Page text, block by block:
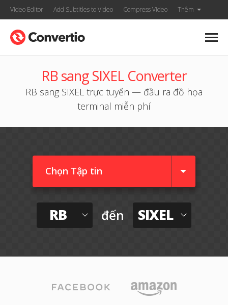
Video Editor Add Subtitles to Video Compress Video Thêm
RB sang SIXEL Converter
RB sang SIXEL trực tuyến — đầu ra đồ họa
terminal miễn phí
Chọn Tập tin
RB đến SIXEL